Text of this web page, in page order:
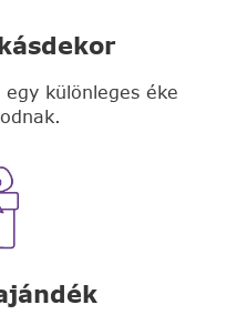
különleges éke